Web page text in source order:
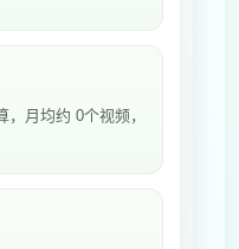
月均约 0个视频，